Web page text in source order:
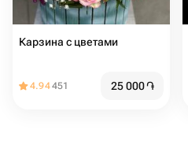
Карзина с цветами
4.94451 25 000֏